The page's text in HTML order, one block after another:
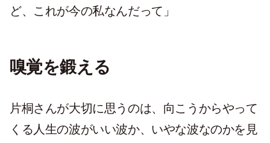
ど、これが今の私なんだって」
嗅覚を鍛える
片桐さんが大切に思うのは、向こうからやって
くる人生の波がいい波か、いやな波なのかを見